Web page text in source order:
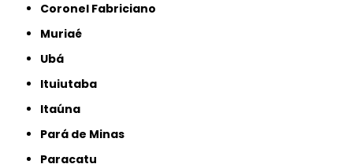
Coronel Fabriciano
Muriaé
Ubá
Ituiutaba
Itaúna
Pará de Minas
Paracatu